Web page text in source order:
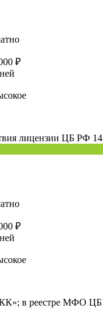
₽
лицензии ЦБ РФ
₽
в реестре МФО